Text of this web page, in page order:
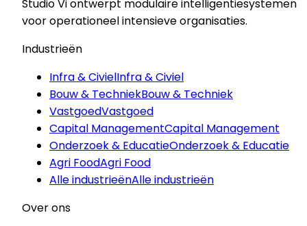
Studio Vi ontwerpt modulaire intelligentiesystemen
voor operationeel intensieve organisaties.
Industrieën
Infra & CivielInfra & Civiel
Bouw & TechniekBouw & Techniek
VastgoedVastgoed
Capital ManagementCapital Management
Onderzoek & EducatieOnderzoek & Educatie
Agri FoodAgri Food
Alle industrieënAlle industrieën
Over ons